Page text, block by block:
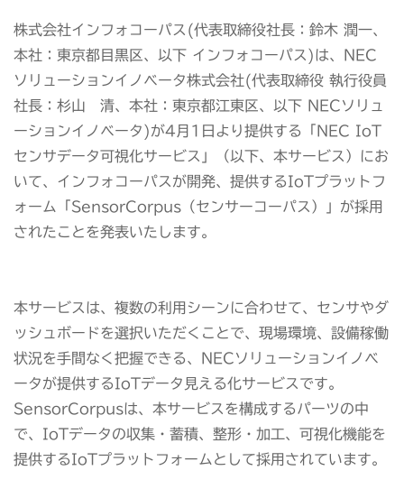
株式会社インフォコーパス(代表取締役社長：鈴木 潤一、
本社：東京都目黒区、以下 インフォコーパス)は、NEC
ソリューションイノベータ株式会社(代表取締役 執行役員
社長：杉山 清、本社：東京都江東区、以下 NECソリュ
ーションイノベータ)が4月1日より提供する「NEC IoT
センサデータ可視化サービス」（以下、本サービス）にお
いて、インフォコーパスが開発、提供するIoTプラットフ
ォーム「SensorCorpus（センサーコーパス）」が採用
されたことを発表いたします。
本サービスは、複数の利用シーンに合わせて、センサやダ
ッシュボードを選択いただくことで、現場環境、設備稼働
状況を手間なく把握できる、NECソリューションイノベ
ータが提供するIoTデータ見える化サービスです。
SensorCorpusは、本サービスを構成するパーツの中
で、IoTデータの収集・蓄積、整形・加工、可視化機能を
提供するIoTプラットフォームとして採用されています。